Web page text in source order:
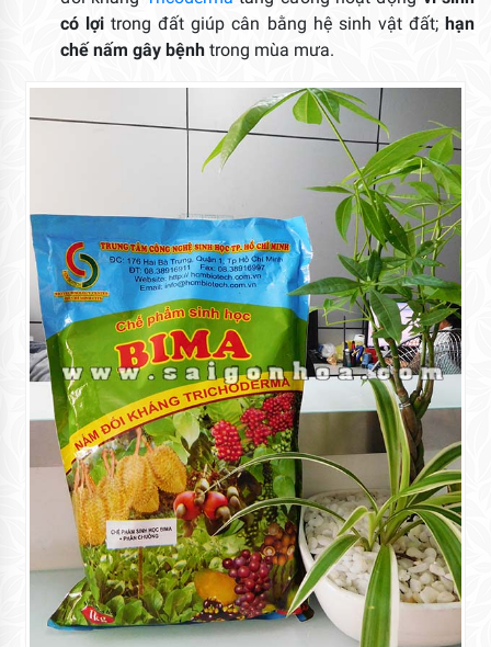
có lợi trong đất giúp cân bằng hệ sinh vật đất; hạn
chế nấm gây bệnh trong mùa mưa.